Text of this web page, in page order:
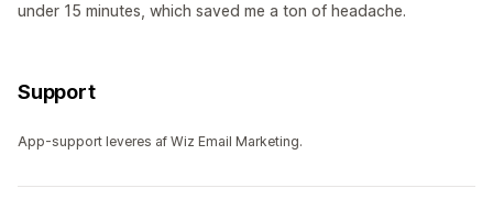
under 15 minutes, which saved me a ton of headache.
Support
App-support leveres af Wiz Email Marketing.